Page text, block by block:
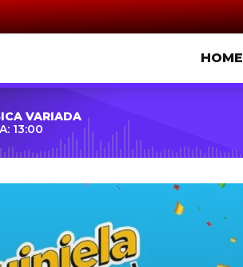
HOME
VARIADA
13:00